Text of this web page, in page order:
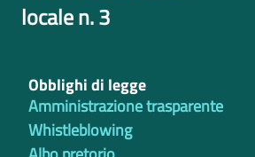
locale n. 3
Obblighi di legge
Amministrazione trasparente
Whistleblowing